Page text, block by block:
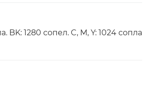
BK: 1280 сопел. C, M, Y: 1024 сопла